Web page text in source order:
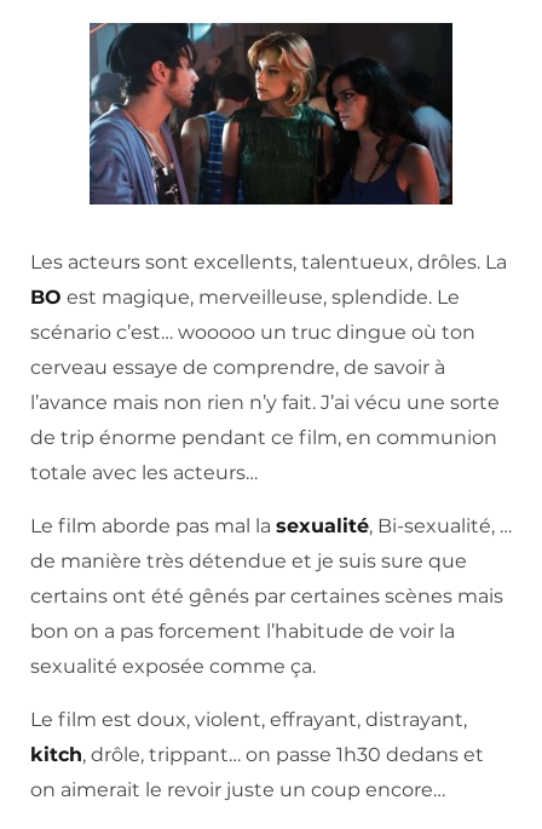
Les acteurs sont excellents, talentueux, drôles. La
BO est magique, merveilleuse, splendide. Le
scénario c’est… wooooo un truc dingue où ton
cerveau essaye de comprendre, de savoir à
l’avance mais non rien n’y fait. J’ai vécu une sorte
de trip énorme pendant ce film, en communion
totale avec les acteurs…
Le film aborde pas mal la sexualité, Bi-sexualité, …
de manière très détendue et je suis sure que
certains ont été gênés par certaines scènes mais
bon on a pas forcement l’habitude de voir la
sexualité exposée comme ça.
Le film est doux, violent, effrayant, distrayant,
kitch, drôle, trippant… on passe 1h30 dedans et
on aimerait le revoir juste un coup encore…